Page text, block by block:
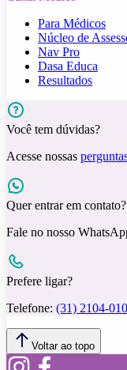
Para Médicos
Núcleo de
Nav Pro
Dasa Educa
Resultados
Você tem dúvidas?
Acesse nossas
Quer entrar em contato?
Fale no nosso
Prefere ligar?
Telefone: (31) 2104-
Voltar ao topo